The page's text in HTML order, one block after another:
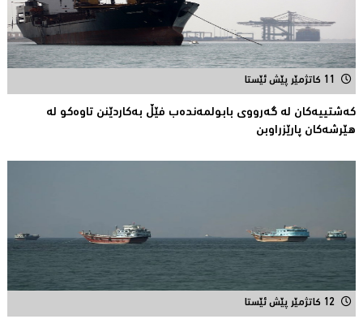
11 کاتژمێر پێش ئێستا
کەشتییەکان لە گەرووى بابولمەندەب فێڵ بەکاردێنن تاوەکو لە
هێرشەکان پارێزراوبن
12 کاتژمێر پێش ئێستا